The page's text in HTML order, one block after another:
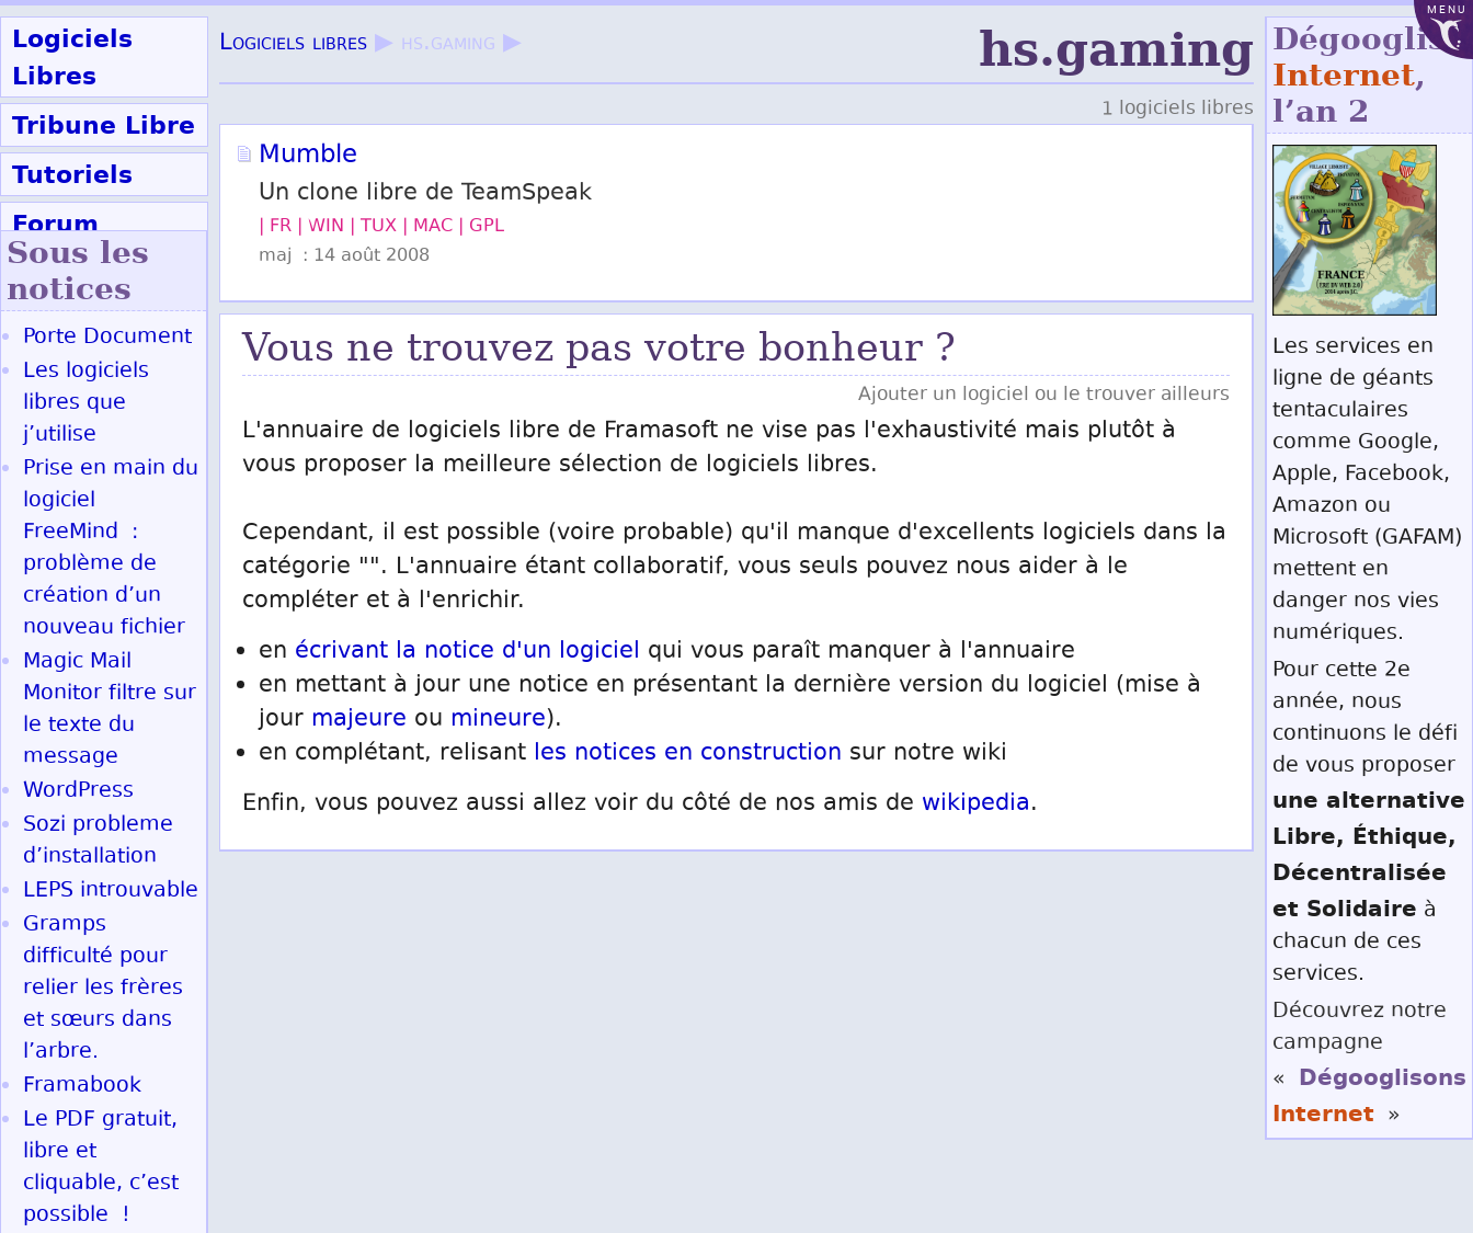
MENU
Logiciels
Libres
Tribune Libre
Tutoriels
Forum
Participer
Logiciels libres ▶ hs.gaming ▶ hs.gaming
1 logiciels libres
Mumble
Un clone libre de TeamSpeak
| FR | WIN | TUX | MAC | GPL
maj : 14 août 2008
Vous ne trouvez pas votre bonheur ?
Ajouter un logiciel ou le trouver ailleurs
L'annuaire de logiciels libre de Framasoft ne vise pas l'exhaustivité mais plutôt à
vous proposer la meilleure sélection de logiciels libres.
Cependant, il est possible (voire probable) qu'il manque d'excellents logiciels dans la
catégorie "". L'annuaire étant collaboratif, vous seuls pouvez nous aider à le
compléter et à l'enrichir.
en écrivant la notice d'un logiciel qui vous paraît manquer à l'annuaire
en mettant à jour une notice en présentant la dernière version du logiciel (mise à
jour majeure ou mineure).
en complétant, relisant les notices en construction sur notre wiki
Enfin, vous pouvez aussi allez voir du côté de nos amis de wikipedia.
Internet,
l’an 2
Les services en
ligne de géants
tentaculaires
comme Google,
Apple, Facebook,
Amazon ou
Microsoft (GAFAM)
mettent en
danger nos vies
numériques.
Pour cette 2e
année, nous
continuons le défi
de vous proposer
une alternative
Libre, Éthique,
Décentralisée
et Solidaire à
chacun de ces
services.
Découvrez notre
campagne
« Dégooglisons
Internet »
Sous les
notices
Porte Document
Les logiciels
libres que
j’utilise
Prise en main du
logiciel
FreeMind :
problème de
création d’un
nouveau fichier
Magic Mail
Monitor filtre sur
le texte du
message
WordPress
Sozi probleme
d’installation
LEPS introuvable
Gramps
difficulté pour
relier les frères
et sœurs dans
l’arbre.
Framabook
Le PDF gratuit,
libre et
cliquable, c’est
possible !